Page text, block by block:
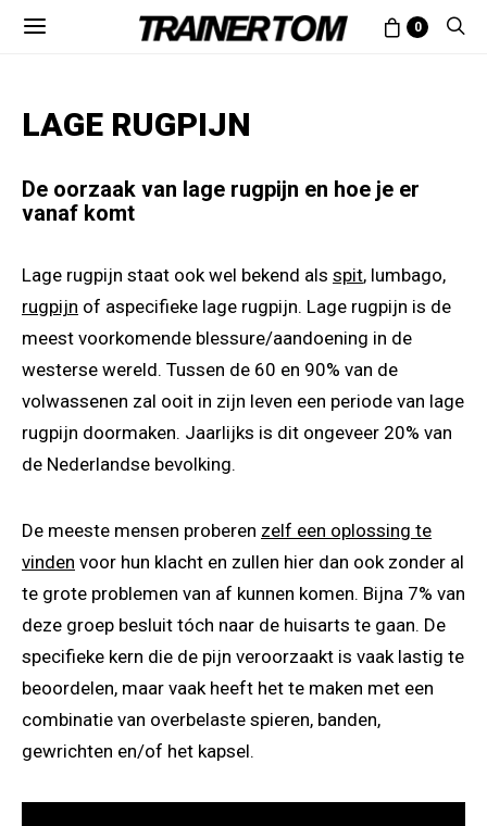
0
LAGE RUGPIJN
De oorzaak van lage rugpijn en hoe je er
vanaf komt
Lage rugpijn staat ook wel bekend als spit, lumbago,
rugpijn of aspecifieke lage rugpijn. Lage rugpijn is de
meest voorkomende blessure/aandoening in de
westerse wereld. Tussen de 60 en 90% van de
volwassenen zal ooit in zijn leven een periode van lage
rugpijn doormaken. Jaarlijks is dit ongeveer 20% van
de Nederlandse bevolking.
De meeste mensen proberen zelf een oplossing te
vinden voor hun klacht en zullen hier dan ook zonder al
te grote problemen van af kunnen komen. Bijna 7% van
deze groep besluit tóch naar de huisarts te gaan. De
specifieke kern die de pijn veroorzaakt is vaak lastig te
beoordelen, maar vaak heeft het te maken met een
combinatie van overbelaste spieren, banden,
gewrichten en/of het kapsel.